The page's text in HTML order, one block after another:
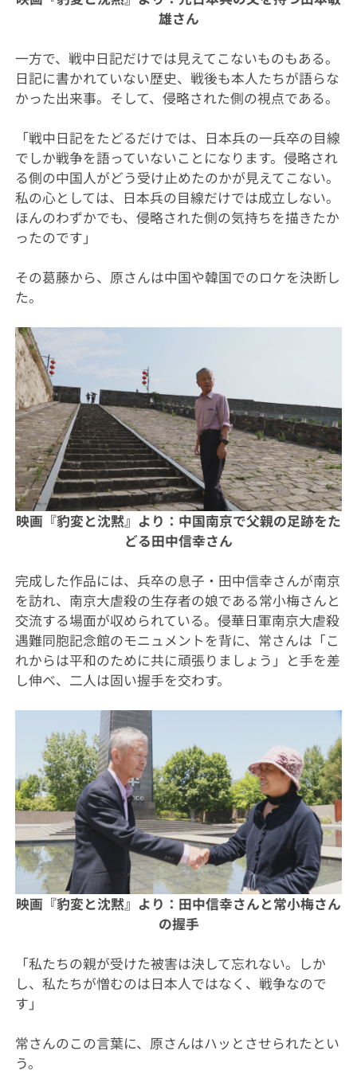
雄さん
一方で、戦中日記だけでは見えてこないものもある。
日記に書かれていない歴史、戦後も本人たちが語らな
かった出来事。そして、侵略された側の視点である。
「戦中日記をたどるだけでは、日本兵の一兵卒の目線
でしか戦争を語っていないことになります。侵略され
る側の中国人がどう受け止めたのかが見えてこない。
私の心としては、日本兵の目線だけでは成立しない。
ほんのわずかでも、侵略された側の気持ちを描きたか
ったのです」
その葛藤から、原さんは中国や韓国でのロケを決断し
た。
映画『豹変と沈黙』より：中国南京で父親の足跡をた
どる田中信幸さん
完成した作品には、兵卒の息子・田中信幸さんが南京
を訪れ、南京大虐殺の生存者の娘である常小梅さんと
交流する場面が収められている。侵華日軍南京大虐殺
遇難同胞記念館のモニュメントを背に、常さんは「こ
れからは平和のために共に頑張りましょう」と手を差
し伸べ、二人は固い握手を交わす。
映画『豹変と沈黙』より： 田中信幸さんと常小梅さん
の握手
「私たちの親が受けた被害は決して忘れない。しか
し、私たちが憎むのは日本人ではなく、戦争なので
す」
常さんのこの言葉に、原さんはハッとさせられたとい
う。